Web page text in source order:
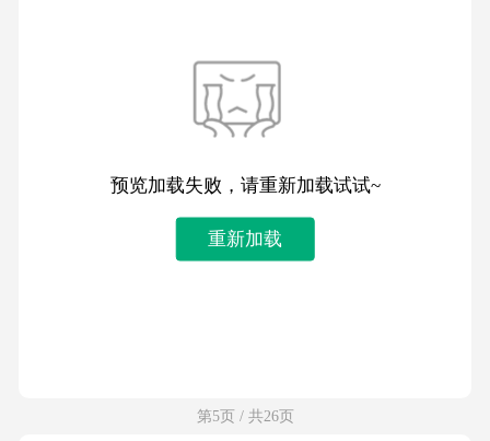
预览加载失败，请重新加载试试~
重新加载
第5页 / 共26页